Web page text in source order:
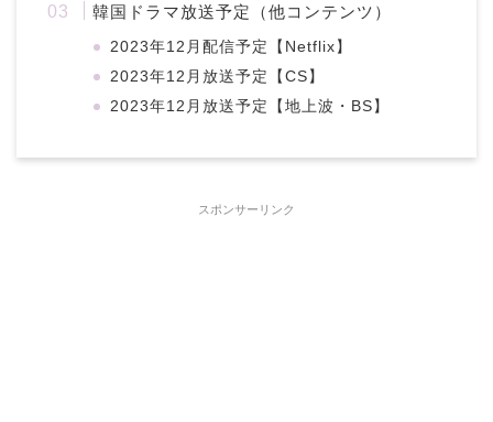
韓国ドラマ放送予定（他コンテンツ）
2023年12月配信予定【Netflix】
2023年12月放送予定【CS】
2023年12月放送予定【地上波・BS】
スポンサーリンク